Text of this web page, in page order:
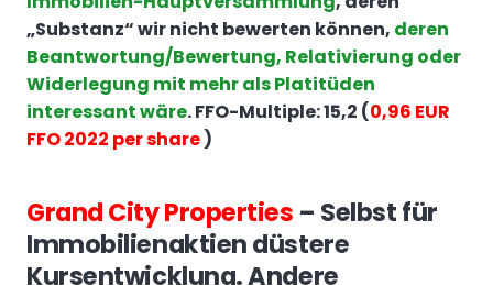
„Substanz“ wir nicht bewerten können, deren
Beantwortung/Bewertung, Relativierung oder
Widerlegung mit mehr als Platitüden
interessant wäre. FFO-Multiple: 15,2 (0,96 EUR
FFO 2022 per share)
Grand City Properties – Selbst für
Immobilienaktien düstere
Kursentwicklung. Andere